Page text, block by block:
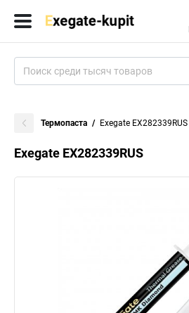
Термопаста Exegate EX282339RUS
Exegate EX282339RUS